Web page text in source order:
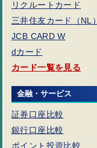
リクルートカード
三井住友カード（NL）
JCB CARD W
dカード
カード一覧を見る
金融・サービス
証券口座比較
銀行口座比較
ポイント投資比較